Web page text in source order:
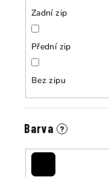
Zadní zip
Přední zip
Bez zipu
Barva ?